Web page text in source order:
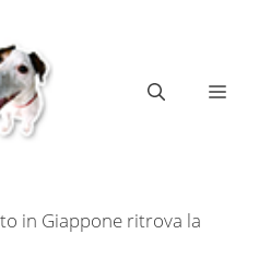
in Giappone ritrova la